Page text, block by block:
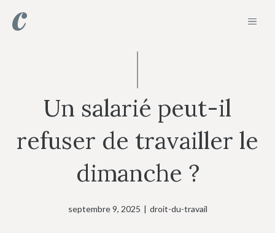
Un salarié peut-il
refuser de travailler le
dimanche ?
septembre 9, 2025 | droit-du-travail